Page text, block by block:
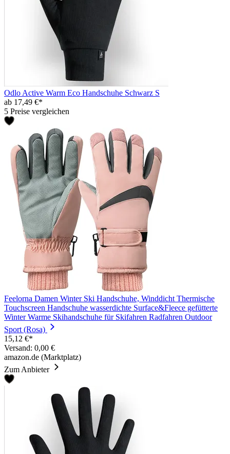
Odlo Active Warm Eco Handschuhe Schwarz S
ab 17,49 €*
5 Preise vergleichen
Feelorna Damen Winter Ski Handschuhe, Winddicht Thermische
Touchscreen Handschuhe wasserdichte Surface&Fleece gefütterte
Winter Warme Skihandschuhe für Skifahren Radfahren Outdoor
Sport (Rosa)
15,12 €*
Versand: 0,00 €
amazon.de (Marktplatz)
Zum Anbieter